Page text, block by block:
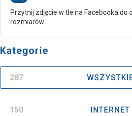
Przytnij zdjęcie w tle na Facebooka do
rozmiarów
Kategorie
287
INTERNET
150